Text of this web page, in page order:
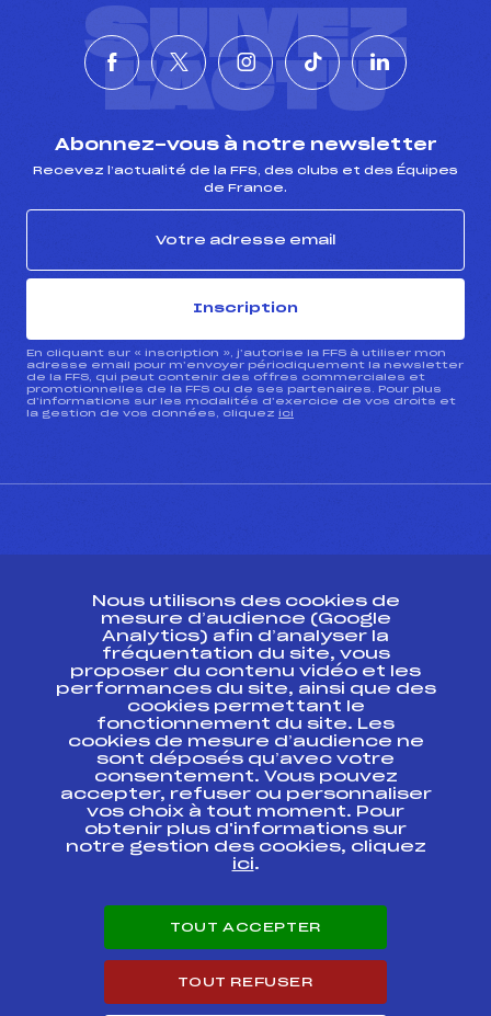
SUIVEZ
L'ACTU
Abonnez-vous à notre newsletter
Recevez l’actualité de la FFS, des clubs et des Équipes
de France.
Inscription
En cliquant sur « inscription », j’autorise la FFS à utiliser mon
adresse email pour m’envoyer périodiquement la newsletter
de la FFS, qui peut contenir des offres commerciales et
promotionnelles de la FFS ou de ses partenaires. Pour plus
d’informations sur les modalités d’exercice de vos droits et
la gestion de vos données, cliquez ici
ESPACE PRESSE
Ressources
Pass’Neige
Projet sportif fédéral
Projet de performance fédéral
Antidopage
Pôle Développement, Formation, Suivi
Scientifique
Listes ministérielles
Pôle vie de l’athlète
Carrières
Nous utilisons des cookies de
mesure d’audience (Google
Analytics) afin d’analyser la
fréquentation du site, vous
proposer du contenu vidéo et les
performances du site, ainsi que des
cookies permettant le
fonctionnement du site. Les
cookies de mesure d’audience ne
sont déposés qu’avec votre
consentement. Vous pouvez
accepter, refuser ou personnaliser
vos choix à tout moment. Pour
obtenir plus d'informations sur
notre gestion des cookies, cliquez
ici.
TOUT ACCEPTER
TOUT REFUSER